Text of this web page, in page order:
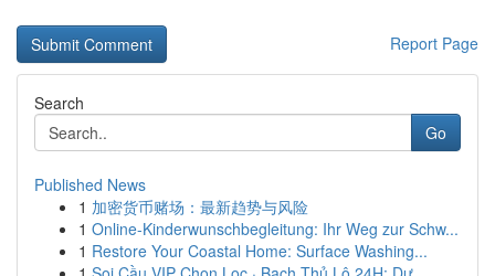
Report Page
Search
Go
Published News
1 加密货币赌场：最新趋势与风险
1 Online-Kinderwunschbegleitung: Ihr Weg zur Schw...
1 Restore Your Coastal Home: Surface Washing...